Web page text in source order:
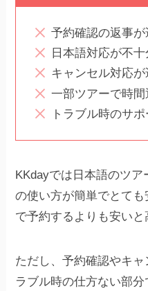
予約確認の返事が
日本語対応が不十
キャンセル対応が
一部ツアーで時間
トラブル時のサポ
KKdayでは日本語のツア
の使い方が簡単でとて
で予約するよりも安いと
ただし、予約確認やキ
ラブル時の仕方ない部